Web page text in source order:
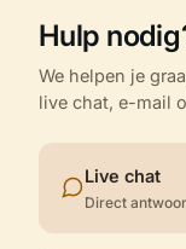
Hulp
We helpen je
live chat, e-mail
Live chat
Direct